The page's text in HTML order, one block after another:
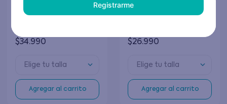
$34.990
Elige tu talla
Agregar al carrito
$26.990
Elige tu talla
Agregar al carrito
Registrarme